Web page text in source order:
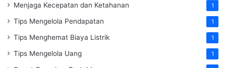
Menjaga Kecepatan dan Ketahanan 1
Tips Mengelola Pendapatan 1
Tips Menghemat Biaya Listrik 1
Tips Mengelola Uang 1